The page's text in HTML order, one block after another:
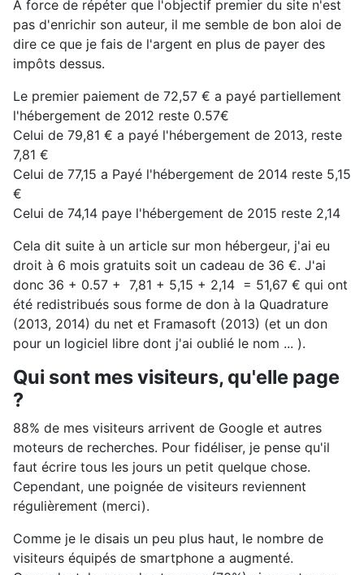
A force de répéter que l'objectif premier du site n'est
pas d'enrichir son auteur, il me semble de bon aloi de
dire ce que je fais de l'argent en plus de payer des
impôts dessus.
Le premier paiement de 72,57 € a payé partiellement
l'hébergement de 2012 reste 0.57€
Celui de 79,81 € a payé l'hébergement de 2013, reste
7,81 €
Celui de 77,15 a Payé l'hébergement de 2014 reste 5,15
€
Celui de 74,14 paye l'hébergement de 2015 reste 2,14
Cela dit suite à un article sur mon hébergeur, j'ai eu
droit à 6 mois gratuits soit un cadeau de 36 €. J'ai
donc 36 + 0.57 + 7,81 + 5,15 + 2,14 = 51,67 € qui ont
été redistribués sous forme de don à la Quadrature
(2013, 2014) du net et Framasoft (2013) (et un don
pour un logiciel libre dont j'ai oublié le nom ... ).
Qui sont mes visiteurs, qu'elle page
?
88% de mes visiteurs arrivent de Google et autres
moteurs de recherches. Pour fidéliser, je pense qu'il
faut écrire tous les jours un petit quelque chose.
Cependant, une poignée de visiteurs reviennent
régulièrement (merci).
Comme je le disais un peu plus haut, le nombre de
visiteurs équipés de smartphone a augmenté.